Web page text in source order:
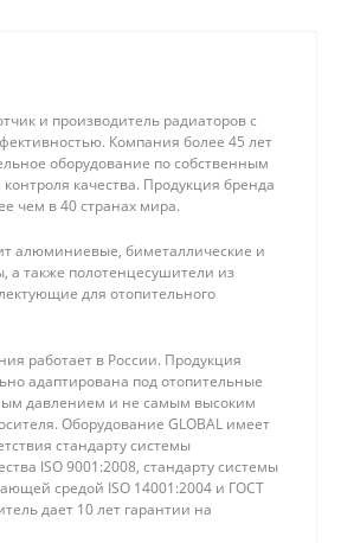
и производитель радиаторов с
Компания более 45 лет
оборудование по собственным
качества. Продукция бренда
чем в 40 странах мира.
алюминиевые, биметаллические и
а также полотенцесушители из
для отопительного
работает в России. Продукция
адаптирована под отопительные
давлением и не самым высоким
Оборудование GLOBAL имеет
стандарту системы
ISO 9001:2008, стандарту системы
средой ISO 14001:2004 и ГОСТ
дает 10 лет гарантии на